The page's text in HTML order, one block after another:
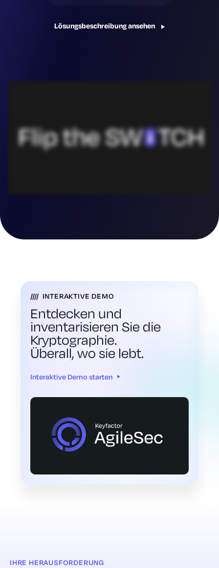
Lösungsbeschreibung ansehen
INTERAKTIVE DEMO
Entdecken und
inventarisieren Sie die
Kryptographie.
Überall, wo sie lebt.
Interaktive Demo starten
IHRE HERAUSFORDERUNG